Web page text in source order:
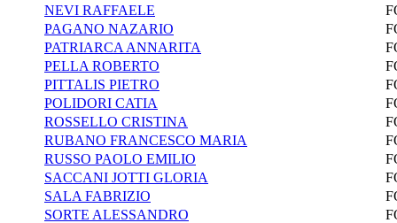
NEVI RAFFAELE
PAGANO NAZARIO
PATRIARCA ANNARITA
PELLA ROBERTO
PITTALIS PIETRO
POLIDORI CATIA
ROSSELLO CRISTINA
RUBANO FRANCESCO MARIA
RUSSO PAOLO EMILIO
SACCANI JOTTI GLORIA
SALA FABRIZIO
SORTE ALESSANDRO